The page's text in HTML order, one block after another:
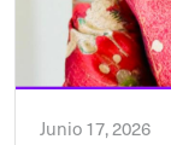
Junio 17, 2026